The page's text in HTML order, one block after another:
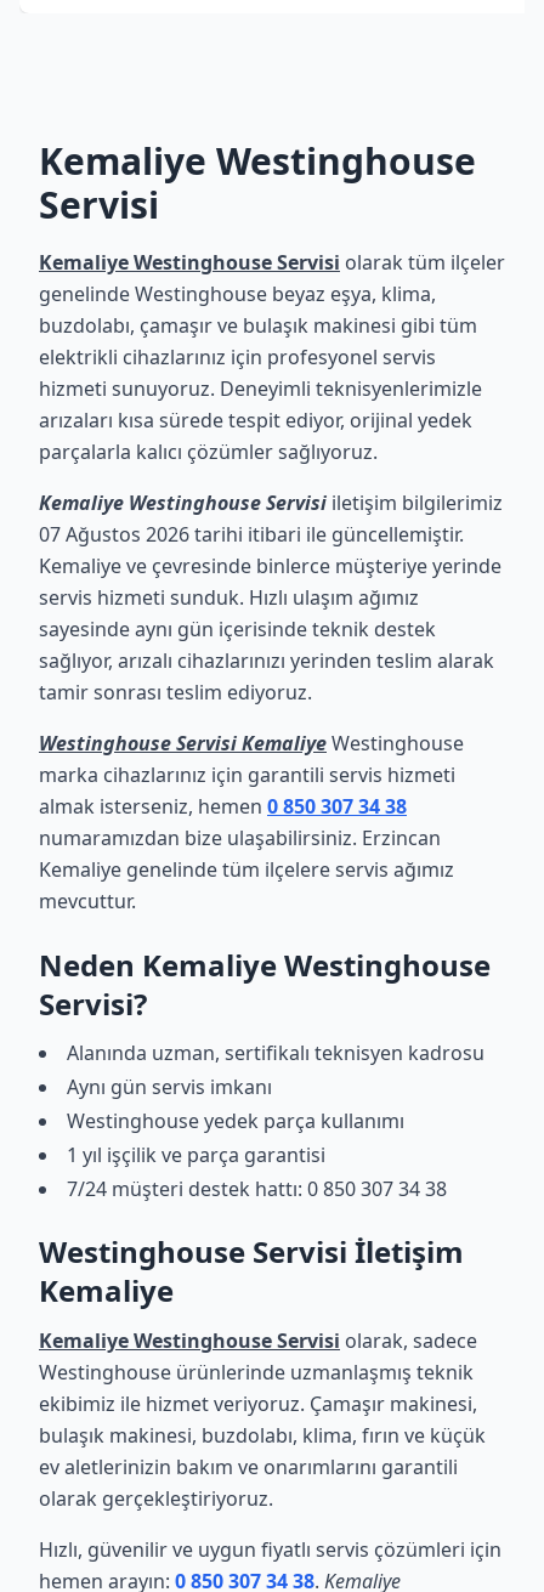
Kemaliye Westinghouse
Servisi
Kemaliye Westinghouse Servisi olarak tüm ilçeler
genelinde Westinghouse beyaz eşya, klima,
buzdolabı, çamaşır ve bulaşık makinesi gibi tüm
elektrikli cihazlarınız için profesyonel servis
hizmeti sunuyoruz. Deneyimli teknisyenlerimizle
arızaları kısa sürede tespit ediyor, orijinal yedek
parçalarla kalıcı çözümler sağlıyoruz.
Kemaliye Westinghouse Servisi iletişim bilgilerimiz
07 Ağustos 2026 tarihi itibari ile güncellemiştir.
Kemaliye ve çevresinde binlerce müşteriye yerinde
servis hizmeti sunduk. Hızlı ulaşım ağımız
sayesinde aynı gün içerisinde teknik destek
sağlıyor, arızalı cihazlarınızı yerinden teslim alarak
tamir sonrası teslim ediyoruz.
Westinghouse Servisi KemaliyeWestinghouse
marka cihazlarınız için garantili servis hizmeti
almak isterseniz, hemen 0 850 307 34 38
numaramızdan bize ulaşabilirsiniz. Erzincan
Kemaliye genelinde tüm ilçelere servis ağımız
mevcuttur.
Neden Kemaliye Westinghouse
Servisi?
Alanında uzman, sertifikalı teknisyen kadrosu
Aynı gün servis imkanı
Westinghouse yedek parça kullanımı
1 yıl işçilik ve parça garantisi
7/24 müşteri destek hattı: 0 850 307 34 38
Westinghouse Servisi İletişim
Kemaliye
Kemaliye Westinghouse Servisi olarak, sadece
Westinghouse ürünlerinde uzmanlaşmış teknik
ekibimiz ile hizmet veriyoruz. Çamaşır makinesi,
bulaşık makinesi, buzdolabı, klima, fırın ve küçük
ev aletlerinizin bakım ve onarımlarını garantili
olarak gerçekleştiriyoruz.
Hızlı, güvenilir ve uygun fiyatlı servis çözümleri için
hemen arayın: 0 850 307 34 38. Kemaliye